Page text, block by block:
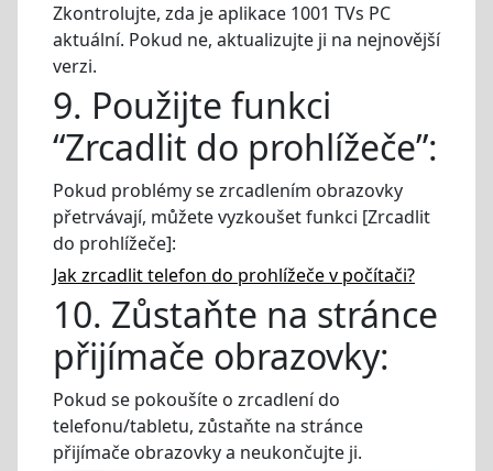
Zkontrolujte, zda je aplikace 1001 TVs PC
aktuální. Pokud ne, aktualizujte ji na nejnovější
verzi.
9. Použijte funkci
“Zrcadlit do prohlížeče”:
Pokud problémy se zrcadlením obrazovky
přetrvávají, můžete vyzkoušet funkci [Zrcadlit
do prohlížeče]:
Jak zrcadlit telefon do prohlížeče v počítači?
10. Zůstaňte na stránce
přijímače obrazovky:
Pokud se pokoušíte o zrcadlení do
telefonu/tabletu, zůstaňte na stránce
přijímače obrazovky a neukončujte ji.